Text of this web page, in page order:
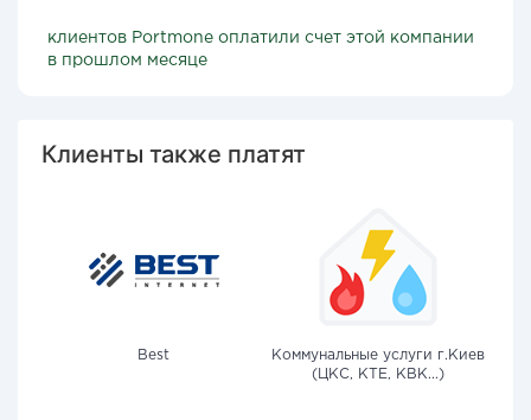
клиентов Portmone оплатили счет этой компании
в прошлом месяце
Клиенты также платят
Best
Коммунальные услуги г.Киев
(ЦКС, КТЕ, КВК...)